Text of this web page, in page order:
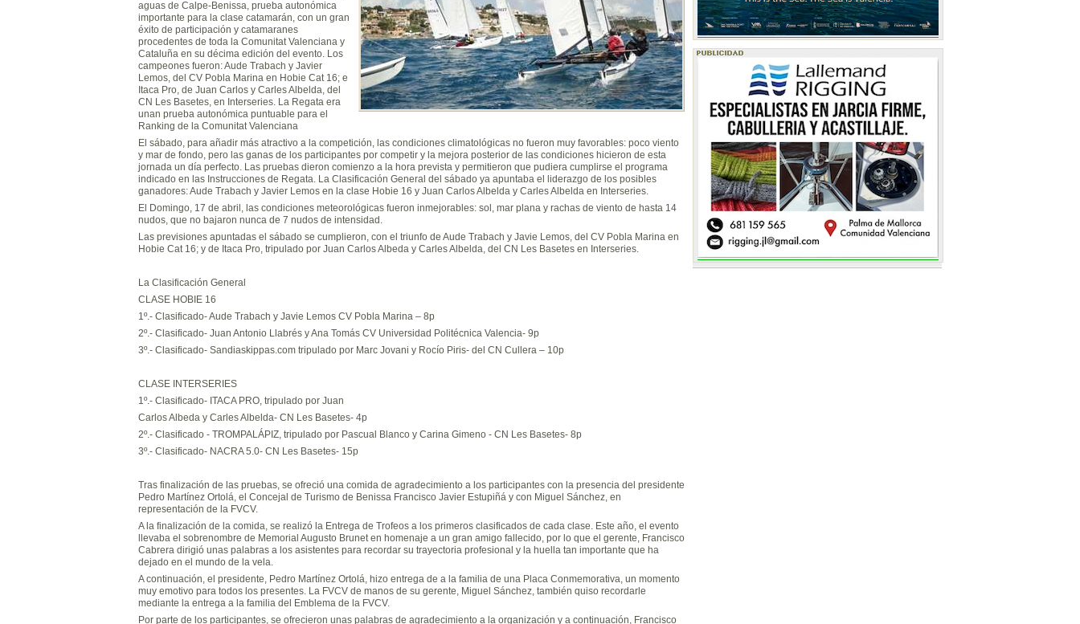
aguas de Calpe-Benissa, prueba autonómica
importante para la clase catamarán, con un gran
éxito de participación y catamaranes
procedentes de toda la Comunitat Valenciana y
Cataluña en su décima edición del evento. Los
campeones fueron: Aude Trabach y Javier
Lemos, del CV Pobla Marina en Hobie Cat 16; e
Itaca Pro, de Juan Carlos y Carles Albelda, del
CN Les Basetes, en Interseries. La Regata era
unan prueba autonómica puntuable para el
Ranking de la Comunitat Valenciana
El sábado, para añadir más atractivo a la competición, las condiciones climatológicas no fueron muy favorables: poco viento
y mar de fondo, pero las ganas de los participantes por competir y la mejora posterior de las condiciones hicieron de esta
jornada un día perfecto. Las pruebas dieron comienzo a la hora prevista y permitieron que pudiera cumplirse el programa
indicado en las Instrucciones de Regata. La Clasificación General del sábado ya apuntaba el liderazgo de los posibles
ganadores: Aude Trabach y Javier Lemos en la clase Hobie 16 y Juan Carlos Albelda y Carles Albelda en Interseries.
El Domingo, 17 de abril, las condiciones meteorológicas fueron inmejorables: sol, mar plana y rachas de viento de hasta 14
nudos, que no bajaron nunca de 7 nudos de intensidad.
Las previsiones apuntadas el sábado se cumplieron, con el triunfo de Aude Trabach y Javie Lemos, del CV Pobla Marina en
Hobie Cat 16; y de Itaca Pro, tripulado por Juan Carlos Albeda y Carles Albelda, del CN Les Basetes en Interseries.
La Clasificación General
CLASE HOBIE 16
1º.- Clasificado- Aude Trabach y Javie Lemos CV Pobla Marina – 8p
2º.- Clasificado- Juan Antonio Llabrés y Ana Tomás CV Universidad Politécnica Valencia- 9p
3º.- Clasificado- Sandiaskippas.com tripulado por Marc Jovani y Rocío Piris- del CN Cullera – 10p
CLASE INTERSERIES
1º.- Clasificado- ITACA PRO, tripulado por Juan
Carlos Albeda y Carles Albelda- CN Les Basetes- 4p
2º.- Clasificado - TROMPALÁPIZ, tripulado por Pascual Blanco y Carina Gimeno - CN Les Basetes- 8p
3º.- Clasificado- NACRA 5.0- CN Les Basetes- 15p
Tras finalización de las pruebas, se ofreció una comida de agradecimiento a los participantes con la presencia del presidente
Pedro Martínez Ortolá, el Concejal de Turismo de Benissa Francisco Javier Estupiñá y con Miguel Sánchez, en
representación de la FVCV.
A la finalización de la comida, se realizó la Entrega de Trofeos a los primeros clasificados de cada clase. Este año, el evento
llevaba el sobrenombre de Memorial Augusto Brunet en homenaje a un gran amigo fallecido, por lo que el gerente, Francisco
Cabrera dirigió unas palabras a los asistentes para recordar su trayectoria profesional y la huella tan importante que ha
dejado en el mundo de la vela.
A continuación, el presidente, Pedro Martínez Ortolá, hizo entrega de a la familia de una Placa Conmemorativa, un momento
muy emotivo para todos los presentes. La FVCV de manos de su gerente, Miguel Sánchez, también quiso recordarle
mediante la entrega a la familia del Emblema de la FVCV.
Por parte de los participantes, se ofrecieron unas palabras de agradecimiento a la organización y a continuación, Francisco